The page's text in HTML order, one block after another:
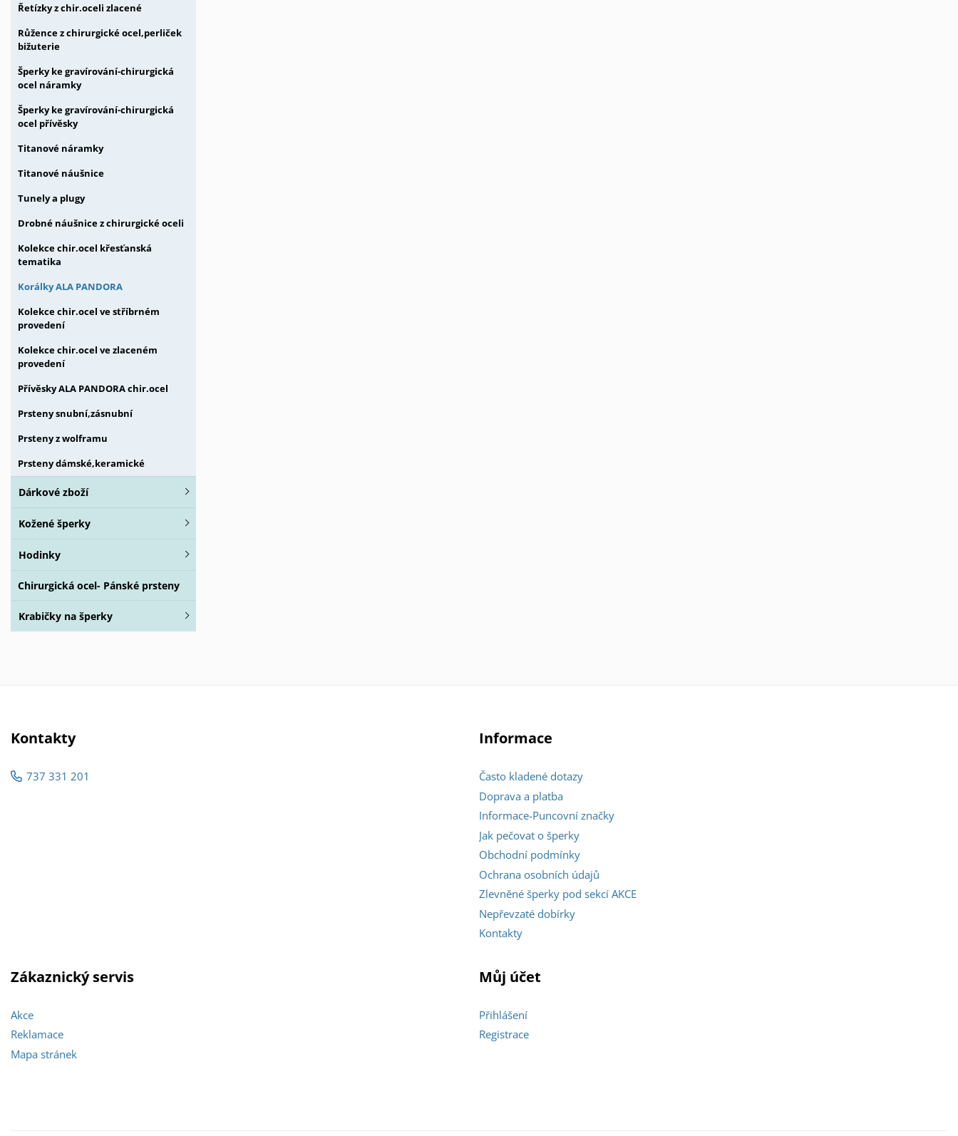
Řetízky z chir.oceli zlacené
Růžence z chirurgické ocel,perliček
bižuterie
Šperky ke gravírování-chirurgická
ocel náramky
Šperky ke gravírování-chirurgická
ocel přívěsky
Titanové náramky
Titanové náušnice
Tunely a plugy
Drobné náušnice z chirurgické oceli
Kolekce chir.ocel křesťanská
tematika
Korálky ALA PANDORA
Kolekce chir.ocel ve stříbrném
provedení
Kolekce chir.ocel ve zlaceném
provedení
Přívěsky ALA PANDORA chir.ocel
Prsteny snubní,zásnubní
Prsteny z wolframu
Prsteny dámské,keramické
Dárkové zboží
Kožené šperky
Hodinky
Chirurgická ocel- Pánské prsteny
Krabičky na šperky
Kontakty
737 331 201
Informace
Často kladené dotazy
Doprava a platba
Informace-Puncovní značky
Jak pečovat o šperky
Obchodní podmínky
Ochrana osobních údajů
Zlevněné šperky pod sekcí AKCE
Nepřevzaté dobírky
Kontakty
Zákaznický servis
Akce
Reklamace
Mapa stránek
Můj účet
Přihlášení
Registrace